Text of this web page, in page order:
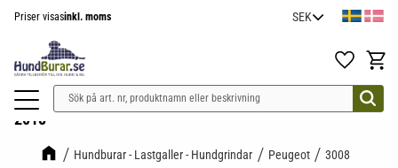
Priser visasinkl. moms
Favoriter
2018
Hundburar - Lastgaller - Hundgrindar Peugeot
3008